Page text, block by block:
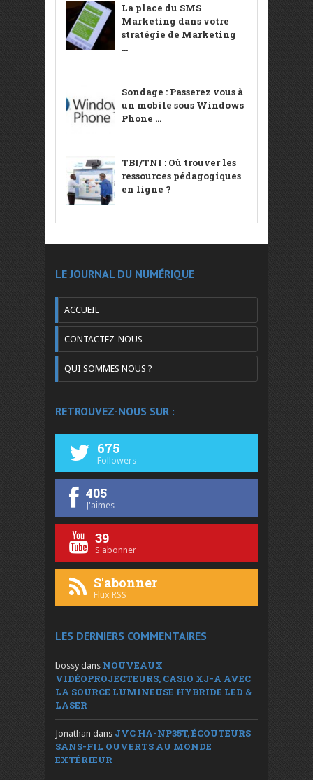
La place du SMS
Marketing dans votre
stratégie de Marketing
...
Sondage : Passerez vous à
un mobile sous Windows
Phone ...
TBI/TNI : Où trouver les
ressources pédagogiques
en ligne ?
LE JOURNAL DU NUMÉRIQUE
ACCUEIL
CONTACTEZ-NOUS
QUI SOMMES NOUS ?
RETROUVEZ-NOUS SUR :
675
Followers
405
J'aimes
39
S'abonner
S'abonner
Flux RSS
LES DERNIERS COMMENTAIRES
bossy dans NOUVEAUX
VIDÉOPROJECTEURS, CASIO XJ-A AVEC
LA SOURCE LUMINEUSE HYBRIDE LED &
LASER
Jonathan dans JVC HA-NP35T, ÉCOUTEURS
SANS-FIL OUVERTS AU MONDE
EXTÉRIEUR